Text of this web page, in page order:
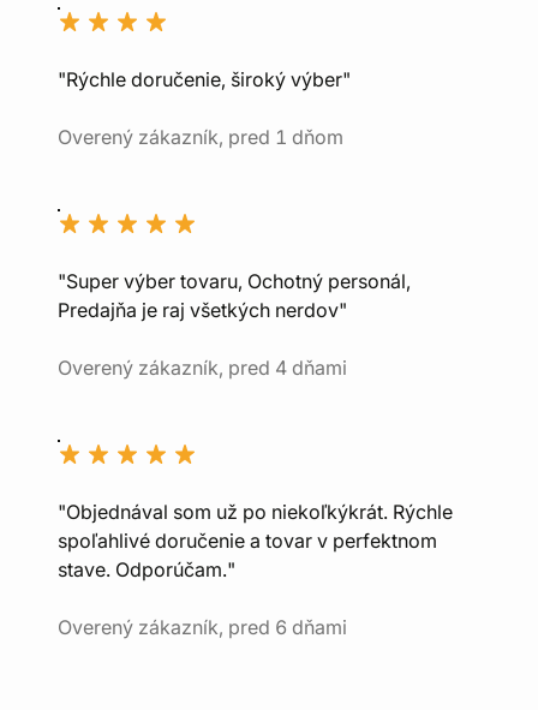
"Rýchle doručenie, široký výber"
Overený zákazník, pred 1 dňom
"Super výber tovaru, Ochotný personál,
Predajňa je raj všetkých nerdov"
Overený zákazník, pred 4 dňami
"Objednával som už po niekoľkýkrát. Rýchle
spoľahlivé doručenie a tovar v perfektnom
stave. Odporúčam."
Overený zákazník, pred 6 dňami